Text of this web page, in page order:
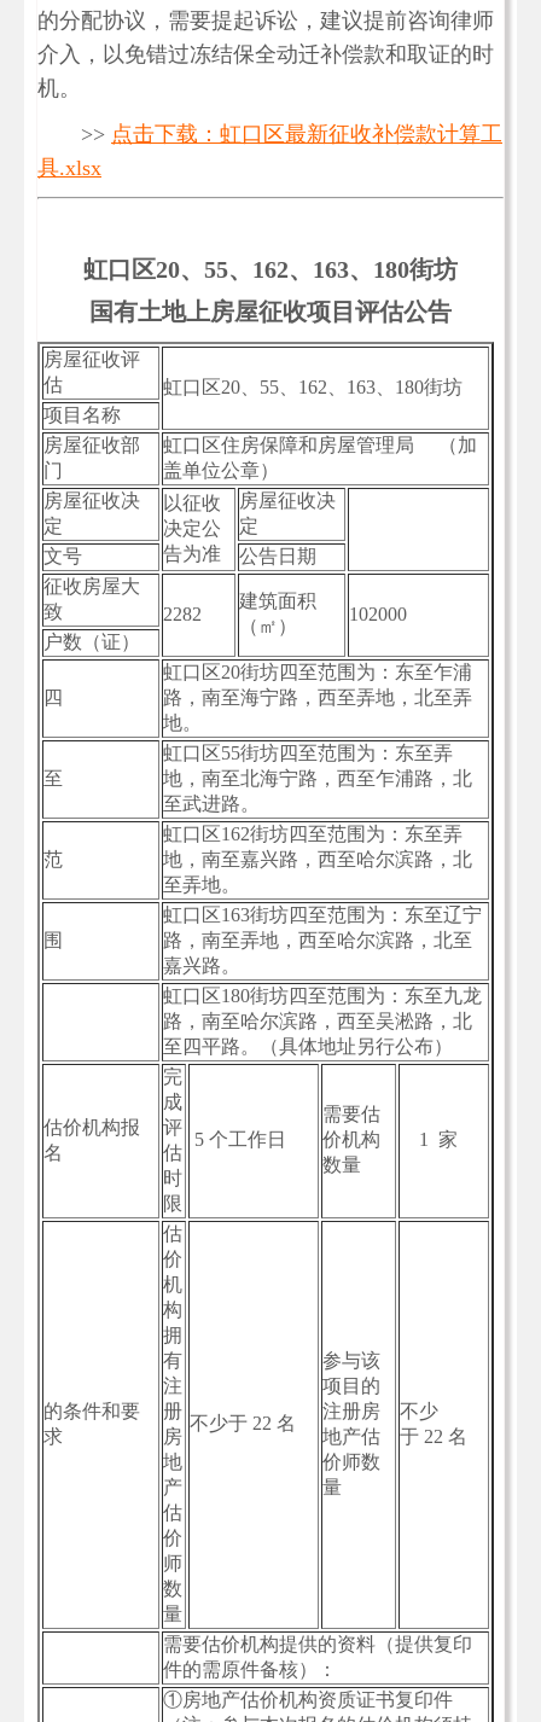
的分配协议，需要提起诉讼，建议提前咨询律师
介入，以免错过冻结保全动迁补偿款和取证的时
机。
>> 点击下载：虹口区最新征收补偿款计算工
具.xlsx
虹口区20、55、162、163、180街坊
国有土地上房屋征收项目评估公告
房屋征收评
估
虹口区20、55、162、163、180街坊
项目名称
房屋征收部
门
虹口区住房保障和房屋管理局 （加
盖单位公章）
房屋征收决
定
以征收
决定公
告为准
房屋征收决
定
文号
公告日期
征收房屋大
致
2282
建筑面积
（㎡）
102000
户数（证）
四
虹口区20街坊四至范围为：东至乍浦
路，南至海宁路，西至弄地，北至弄
地。
至
虹口区55街坊四至范围为：东至弄
地，南至北海宁路，西至乍浦路，北
至武进路。
范
虹口区162街坊四至范围为：东至弄
地，南至嘉兴路，西至哈尔滨路，北
至弄地。
围
虹口区163街坊四至范围为：东至辽宁
路，南至弄地，西至哈尔滨路，北至
嘉兴路。
虹口区180街坊四至范围为：东至九龙
路，南至哈尔滨路，西至吴淞路，北
至四平路。（具体地址另行公布）
估价机构报
名
完
成
评
估
时
限
5 个工作日
需要估
价机构
数量
1 家
的条件和要
求
估
价
机
构
拥
有
注
册
房
地
产
估
价
师
数
量
不少于 22 名
参与该
项目的
注册房
地产估
价师数
量
不少
于 22 名
需要估价机构提供的资料（提供复印
件的需原件备核）：
①房地产估价机构资质证书复印件